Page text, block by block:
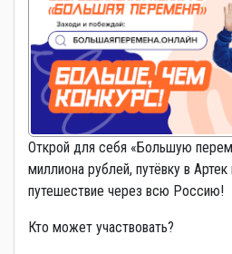
Открой для себя «Большую
миллиона рублей, путёвку в Артек
путешествие через всю Россию!
Кто может участвовать?